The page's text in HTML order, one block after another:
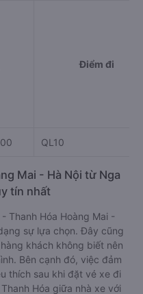
Điểm đi
QL10
Mai - Hà Nội từ Nga
tín nhất
Thanh Hóa Hoàng Mai -
sự lựa chọn. Đây cũng
khách không biết nên
Bên cạnh đó, việc đảm
thích sau khi đặt vé xe đi
Hóa giữa nhà xe với